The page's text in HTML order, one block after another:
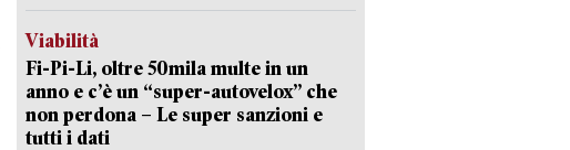
Viabilità
Fi-Pi-Li, oltre 50mila multe in un
anno e c’è un “super-autovelox” che
non perdona – Le super sanzioni e
tutti i dati